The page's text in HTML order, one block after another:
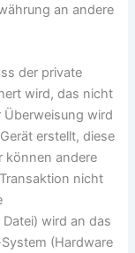
an andere
der private
wird, das nicht
Überweisung wird
erstellt, diese
können andere
nicht
wird an das
(Hardware